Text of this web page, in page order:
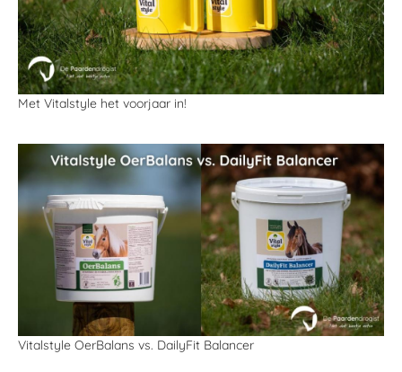
Met Vitalstyle het voorjaar in!
Vitalstyle OerBalans vs. DailyFit Balancer